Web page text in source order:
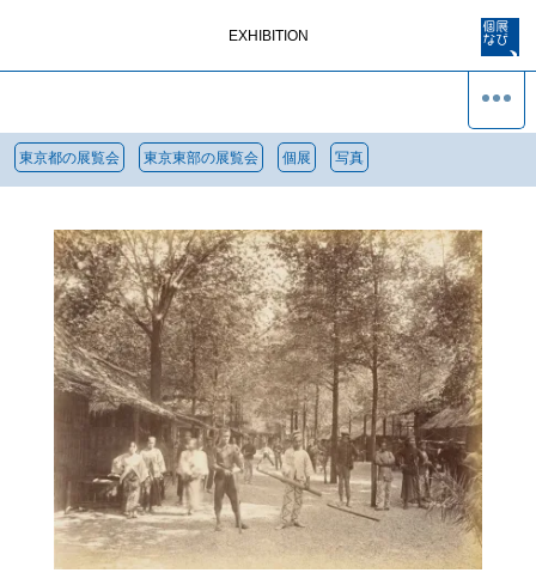
EXHIBITION
東京都の展覧会 東京東部の展覧会 個展 写真